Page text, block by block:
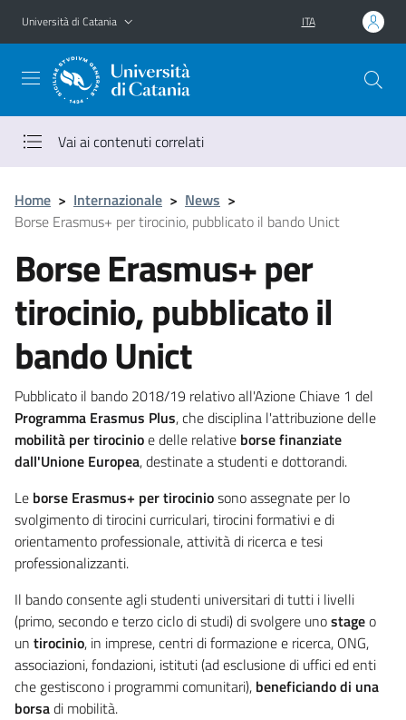
Vai al contenuto principale
Vai al menu di navigazione
Università di Catania ITA
Vai ai contenuti correlati
Home > Internazionale > News >
Borse Erasmus+ per tirocinio, pubblicato il bando Unict
Borse Erasmus+ per
tirocinio, pubblicato il
bando Unict
Pubblicato il bando 2018/19 relativo all'Azione Chiave 1 del
Programma Erasmus Plus, che disciplina l'attribuzione delle
mobilità per tirocinioe delle relative borse finanziate
dall'Unione Europea, destinate a studenti e dottorandi.
Le borse Erasmus+ per tirociniosono assegnate per lo
svolgimento di tirocini curriculari, tirocini formativi e di
orientamento professionale, attività di ricerca e tesi
professionalizzanti.
Il bando consente agli studenti universitari di tutti i livelli
(primo, secondo e terzo ciclo di studi) di svolgere unostageo
un tirocinio, in imprese, centri di formazione e ricerca, ONG,
associazioni, fondazioni, istituti (ad esclusione di uffici ed enti
che gestiscono i programmi comunitari), beneficiando di una
borsadi mobilità.